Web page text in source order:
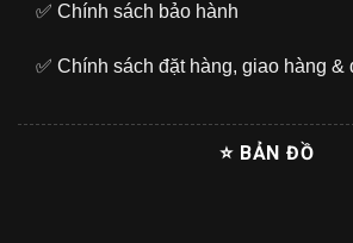
✅ Chính sách bảo hành
✅ Chính sách đặt hàng, giao hàng &
⭐ BẢN ĐỒ